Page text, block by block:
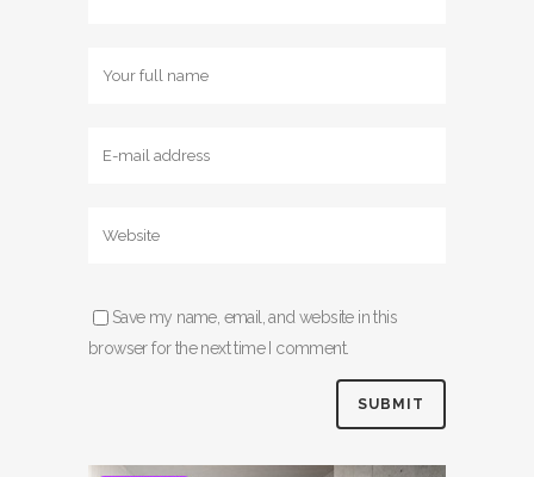
Save my name, email, and website in this
browser for the next time I comment.